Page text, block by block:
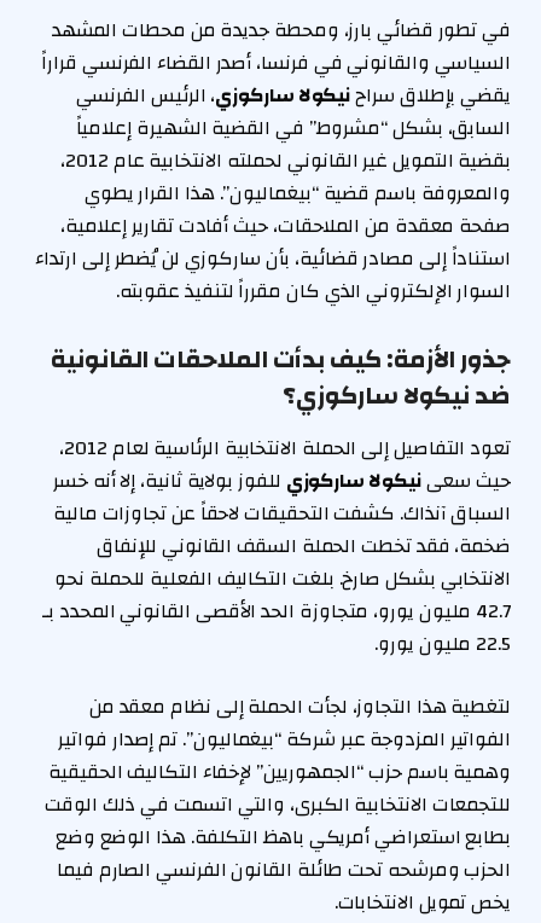
في تطور قضائي بارز، ومحطة جديدة من محطات المشهد
السياسي والقانوني في فرنسا، أصدر القضاء الفرنسي قراراً
يقضي بإطلاق سراحنيكولا ساركوزي، الرئيس الفرنسي
السابق، بشكل “مشروط” في القضية الشهيرة إعلامياً
بقضية التمويل غير القانوني لحملته الانتخابية عام 2012،
والمعروفة باسم قضية “بيغماليون”. هذا القرار يطوي
صفحة معقدة من الملاحقات، حيث أفادت تقارير إعلامية،
استناداً إلى مصادر قضائية، بأن ساركوزي لن يُضطر إلى ارتداء
السوار الإلكتروني الذي كان مقرراً لتنفيذ عقوبته.
جذور الأزمة: كيف بدأت الملاحقات القانونية
ضد نيكولا ساركوزي؟
تعود التفاصيل إلى الحملة الانتخابية الرئاسية لعام 2012،
حيث سعىنيكولا ساركوزي للفوز بولاية ثانية، إلا أنه خسر
السباق آنذاك. كشفت التحقيقات لاحقاً عن تجاوزات مالية
ضخمة، فقد تخطت الحملة السقف القانوني للإنفاق
الانتخابي بشكل صارخ. بلغت التكاليف الفعلية للحملة نحو
42.7 مليون يورو، متجاوزة الحد الأقصى القانوني المحدد بـ
22.5 مليون يورو.
لتغطية هذا التجاوز، لجأت الحملة إلى نظام معقد من
الفواتير المزدوجة عبر شركة “بيغماليون”. تم إصدار فواتير
وهمية باسم حزب “الجمهوريين” لإخفاء التكاليف الحقيقية
للتجمعات الانتخابية الكبرى، والتي اتسمت في ذلك الوقت
بطابع استعراضي أمريكي باهظ التكلفة. هذا الوضع وضع
الحزب ومرشحه تحت طائلة القانون الفرنسي الصارم فيما
يخص تمويل الانتخابات.